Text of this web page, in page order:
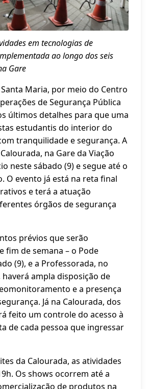
em tecnologias de
ao longo dos seis
Gare
Maria, por meio do Centro
de Segurança Pública
últimos detalhes para que uma
estudantis do interior do
tranquilidade e segurança. A
na Gare da Viação
neste sábado (9) e segue até o
O evento já está na reta final
e terá a atuação
órgãos de segurança
prévios que serão
fim de semana – o Pode
(9), e a Professorada, no
haverá ampla disposição de
e a presença
Já na Calourada, dos
feito um controle do acesso à
de cada pessoa que ingressar
da Calourada, as atividades
Os shows ocorrem até a
de produtos na